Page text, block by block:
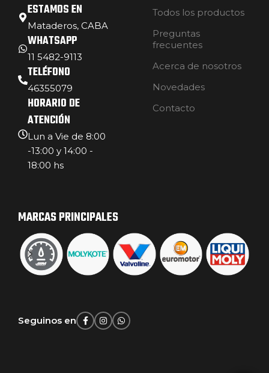
ESTAMOS EN
Mataderos, CABA
WHATSAPP
11 5482-9113
TELÉFONO
46355079
HORARIO DE
ATENCIÓN
Lun a Vie de 8:00
-13:00 y 14:00 -
18:00 hs
Todos los productos
Preguntas
frecuentes
Acerca de nosotros
Novedades
Contacto
MARCAS PRINCIPALES
Seguinos en